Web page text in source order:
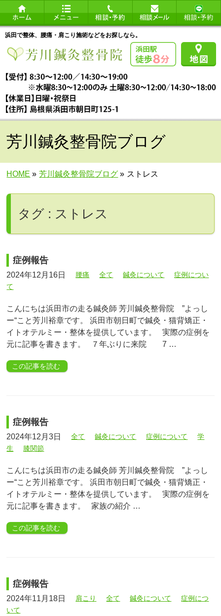
浜田で整体、腰痛・肩こり施術などをお探しなら。
芳川鍼灸整骨院ブログ
HOME » 芳川鍼灸整骨院ブログ » ストレス
タグ : ストレス
症例報告
2024年12月16日 腰痛 全て 鍼灸について
症例につい
て
こんにちは浜田市の走る鍼灸師 芳川鍼灸整骨院 ”よっし
ー“こと芳川裕章です。 浜田市朝日町で鍼灸・猫背矯正・
イトオテルミー・整体を提供しています。 実際の症例を
元に記事を書きます。 ７年ぶりに来院 7 …
この記事を読む
症例報告
2024年12月3日 全て 鍼灸について 症例について
学
生
膝関節
こんにちは浜田市の走る鍼灸師 芳川鍼灸整骨院 ”よっし
ー“こと芳川裕章です。 浜田市朝日町で鍼灸・猫背矯正・
イトオテルミー・整体を提供しています。 実際の症例を
元に記事を書きます。 家族の紹介 …
この記事を読む
症例報告
2024年11月18日 肩こり 全て 鍼灸について
症例につ
いて